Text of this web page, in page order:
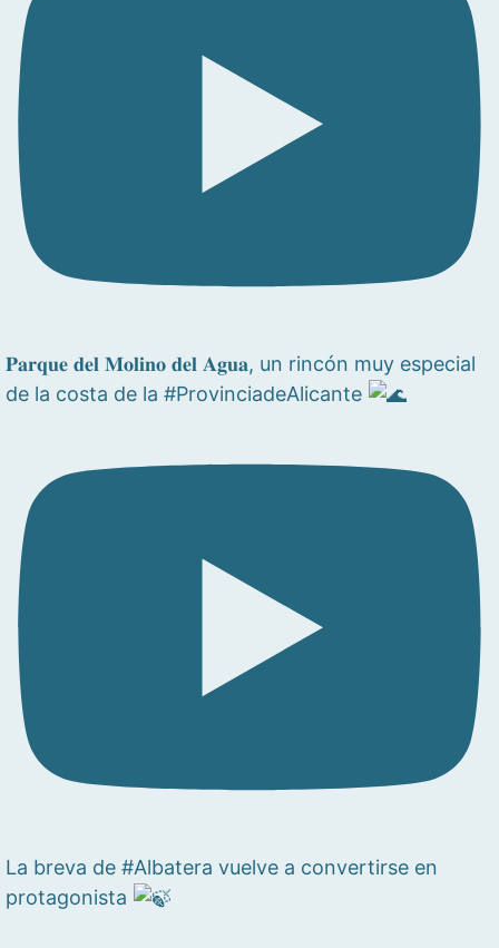
𝐏𝐚𝐫𝐪𝐮𝐞 𝐝𝐞𝐥 𝐌𝐨𝐥𝐢𝐧𝐨 𝐝𝐞𝐥 𝐀𝐠𝐮𝐚, un rincón muy especial
de la costa de la #ProvinciadeAlicante
La breva de #Albatera vuelve a convertirse en
protagonista